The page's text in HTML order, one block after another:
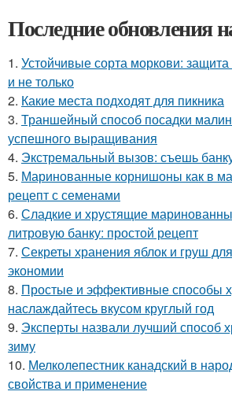
Последние обновления
1. Устойчивые сорта моркови:
и не только
2. Какие места подходят для пикника
3. Траншейный способ посадки
успешного выращивания
4. Экстремальный вызов: съешь
5. Маринованные корнишоны как в
рецепт с семенами
6. Сладкие и хрустящие
литровую банку: простой рецепт
7. Секреты хранения яблок и груш
экономии
8. Простые и эффективные способы
наслаждайтесь вкусом круглый год
9. Эксперты назвали лучший способ
зиму
10. Мелколепестник канадский в
свойства и применение